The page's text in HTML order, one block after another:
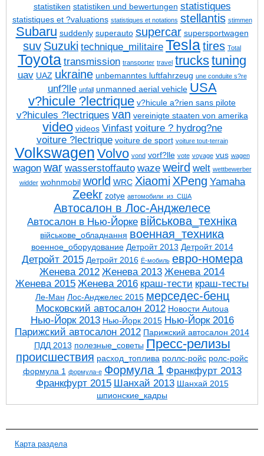
statistiken statistiken und bewertungen statistiques
statistiques et ?valuations statistiques et notations stellantis stimmen
Subaru suddenly superauto supercar supersportwagen
suv Suzuki technique_militaire Teslatires Total
Toyota transmission transporter travel truckstuning
uav UAZ ukraine unbemanntes luftfahrzeug une conduite s?re
unf?lle unfall unmanned aerial vehicle USA
v?hicule ?lectrique v?hicule a?rien sans pilote
v?hicules ?lectriques van vereinigte staaten von amerika
video videos Vinfast voiture ? hydrog?ne
voiture ?lectrique voiture de sport voiture tout-terrain
Volkswagen Volvo vond vorf?lle vote voyage vus wagen
wagon war wasserstoffauto waze weird welt wettbewerber
widder wohnmobil world WRC Xiaomi XPeng Yamaha
Zeekr zotye автомобили_из_США
Автосалон в Лос-Анджелесе
Автосалон в Нью-Йорке військова_техніка
військове_обладнання военная_техника
военное_оборудование Детройт 2013 Детройт 2014
Детройт 2015 Детройт 2016 Ё-мобиль евро-номера
Женева 2012 Женева 2013 Женева 2014
Женева 2015 Женева 2016 краш-тести краш-тесты
Ле-Ман Лос-Анджелес 2015 мерседес-бенц
Московский автосалон 2012 Новости Autoua
Нью-Йорк 2013 Нью-Йорк 2015 Нью-Йорк 2016
Парижский автосалон 2012 Парижский автосалон 2014
ПДД 2013 полезные_советы Пресс-релизы
проиcшествия расход_топлива роллс-ройс ролс-ройс
формула 1 формула-е Формула 1 Франкфурт 2013
Франкфурт 2015 Шанхай 2013 Шанхай 2015
шпионские_кадры
Карта раздела